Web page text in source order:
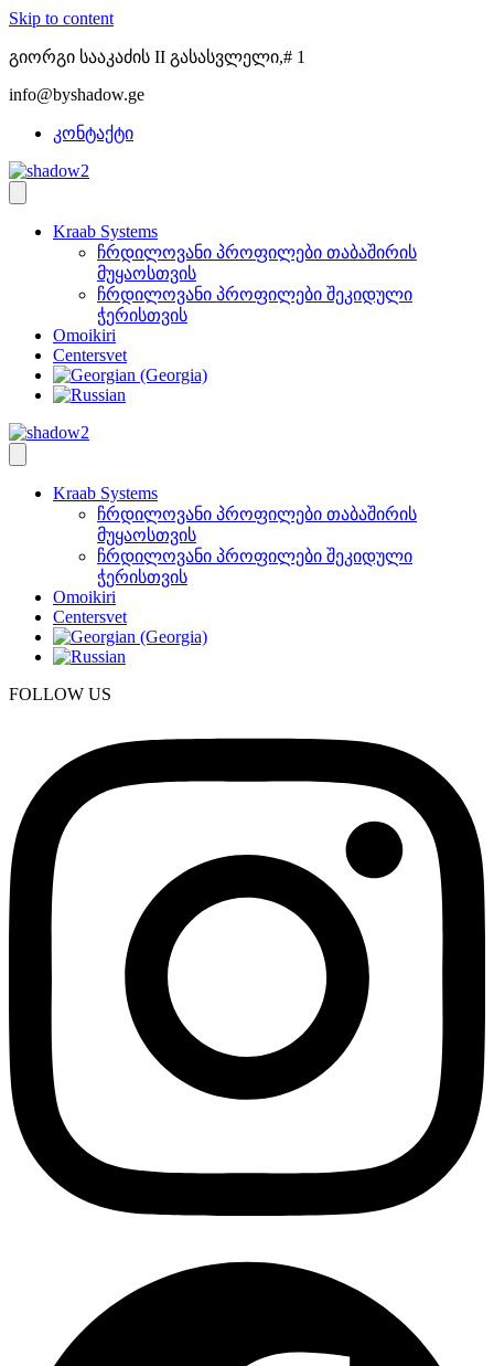
Skip to content
გიორგი სააკაძის II გასასვლელი,# 1
info@byshadow.ge
კონტაქტი
Kraab Systems
ჩრდილოვანი პროფილები თაბაშირის
მუყაოსთვის
ჩრდილოვანი პროფილები შეკიდული
ჭერისთვის
Omoikiri
Centersvet
Kraab Systems
ჩრდილოვანი პროფილები თაბაშირის
მუყაოსთვის
ჩრდილოვანი პროფილები შეკიდული
ჭერისთვის
Omoikiri
Centersvet
FOLLOW US